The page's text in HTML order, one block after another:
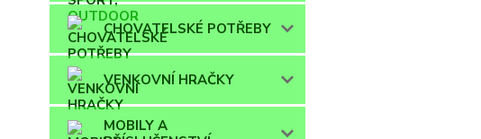
CHOVATELSKÉ POTŘEBY
VENKOVNÍ HRAČKY
MOBILY A